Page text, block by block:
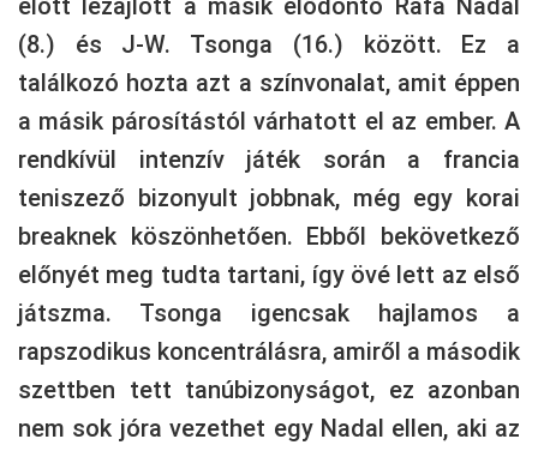
előtt lezajlott a másik elődöntő Rafa Nadal
(8.) és J-W. Tsonga (16.) között. Ez a
találkozó hozta azt a színvonalat, amit éppen
a másik párosítástól várhatott el az ember. A
rendkívül intenzív játék során a francia
teniszező bizonyult jobbnak, még egy korai
breaknek köszönhetően. Ebből bekövetkező
előnyét meg tudta tartani, így övé lett az első
játszma. Tsonga igencsak hajlamos a
rapszodikus koncentrálásra, amiről a második
szettben tett tanúbizonyságot, ez azonban
nem sok jóra vezethet egy Nadal ellen, aki az